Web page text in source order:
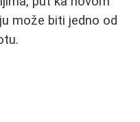
može biti jedno od